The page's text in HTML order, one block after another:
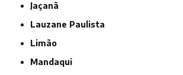
Jaçanã
Lauzane Paulista
Limão
Mandaqui